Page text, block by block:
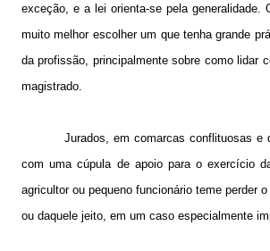
exceção, e a lei orienta-se pela
muito melhor escolher um que tenha grande
da profissão, principalmente sobre como
magistrado.
Jurados, em comarcas conflituosas
com uma cúpula de apoio para o exercício
agricultor ou pequeno funcionário teme perder
ou daquele jeito, em um caso especialmente